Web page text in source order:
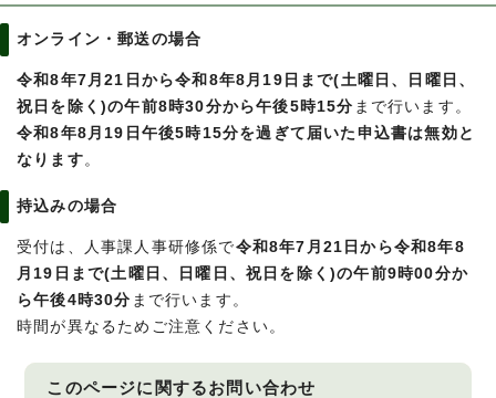
オンライン・郵送の場合
令和8年7月21日から令和8年8月19日まで(土曜日、日曜日、
祝日を除く)の午前8時30分から午後5時15分 まで行います。
令和8年8月19日午後5時15分を過ぎて届いた申込書は無効と
なります 。
持込みの場合
受付は、人事課人事研修係で令和8年7月21日から令和8年8
月19日まで(土曜日、日曜日、祝日を除く)の午前9時00分か
ら午後4時30分 まで行います。
時間が異なるためご注意ください。
このページに関するお問い合わせ